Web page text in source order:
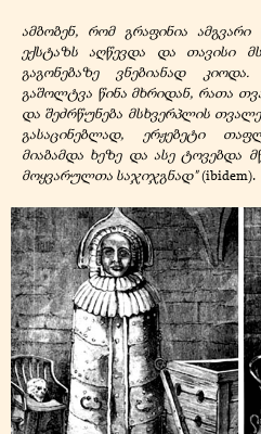
ამბობენ, რომ გრაფინია
ექსტაზს აღწევდა და თავისი
გაგონებაზე ვნებიანად
გაშოლტვა წინა მხრიდან, რათა
და შეძრწუნება მსხვერპლის
გასაცინებლად, ერჟებეტი
მიაბამდა ხეზე და ასე ტოვებდა
მოყვარულთა საჯიჯგნად"(ibidem).